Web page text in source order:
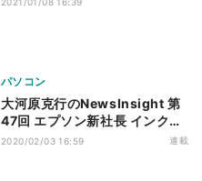
パソコン
大河原克行のNewsInsight 第
47回 エプソン新社長 インクジ
ェットを極めた男から、初のプ
2020/02/03 16:59 連載